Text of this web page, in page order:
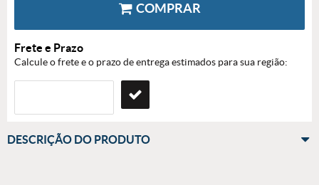
COMPRAR
Frete e Prazo
Calcule o frete e o prazo de entrega estimados para sua região:
DESCRIÇÃO DO PRODUTO